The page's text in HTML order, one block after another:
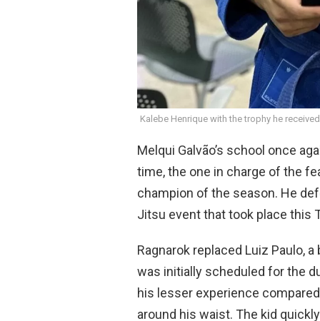
Kalebe Henrique with the trophy he
Melqui Galvão’s school once
time, the one in charge of the
champion of the season. He
Jitsu event that took place this
Ragnarok replaced Luiz Paulo,
was initially scheduled for the
his lesser experience
around his waist. The kid